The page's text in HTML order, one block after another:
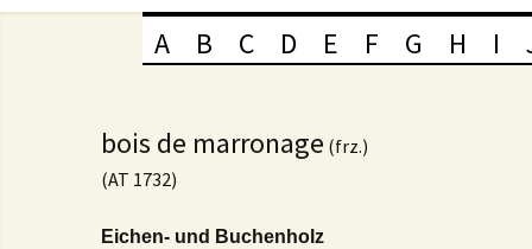
A B C D E F G H I
bois de marronage (frz.)
(AT 1732)
Eichen- und Buchenholz